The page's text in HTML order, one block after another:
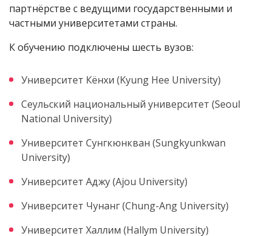
партнёрстве с ведущими государственными и
частными университетами страны.
К обучению подключены шесть вузов:
Университет Кёнхи (Kyung Hee University)
Сеульский национальный университет (Seoul
National University)
Университет Сунгкюнкван (Sungkyunkwan
University)
Университет Аджу (Ajou University)
Университет Чунанг (Chung-Ang University)
Университет Халлим (Hallym University)